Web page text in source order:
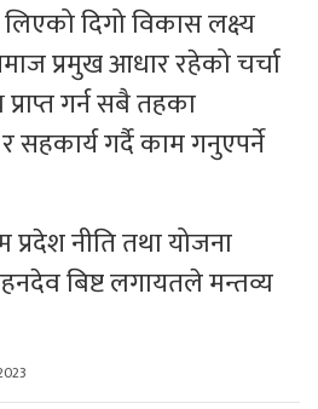
दिगो विकास लक्ष्य
प्रमुख आधार रहेको चर्चा
गर्न सबै तहका
गर्दै काम गनुएपर्ने
प्रदेश नीति तथा योजना
बिष्ट लगायतले मन्तव्य